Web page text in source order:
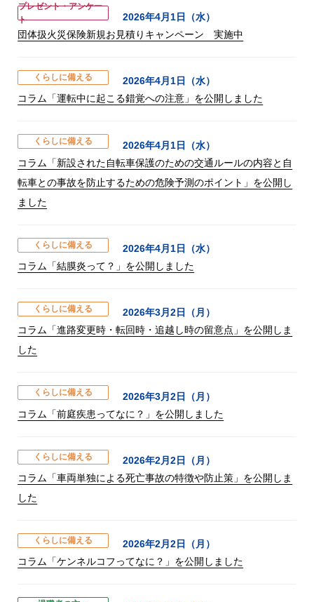
プレゼント・アンケー
ト
2026年4月1日（水）
団体扱火災保険新規お見積りキャンペーン 実施中
くらしに備える
2026年4月1日（水）
コラム「運転中に起こる錯覚への注意」を公開しました
くらしに備える
2026年4月1日（水）
コラム「新設された自転車保護のための交通ルールの内容と自
転車との事故を防止するための危険予測のポイント」を公開し
ました
くらしに備える
2026年4月1日（水）
コラム「結膜炎って？」を公開しました
くらしに備える
2026年3月2日（月）
コラム「進路変更時・転回時・追越し時の留意点」を公開しま
した
くらしに備える
2026年3月2日（月）
コラム「前庭疾患ってなに？」を公開しました
くらしに備える
2026年2月2日（月）
コラム「車両単独による死亡事故の特徴や防止策」を公開しま
した
くらしに備える
2026年2月2日（月）
コラム「ケンネルコフってなに？」を公開しました